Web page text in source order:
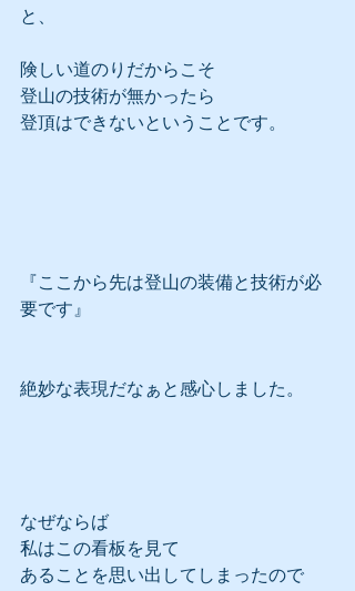
と、
険しい道のりだからこそ
登山の技術が無かったら
登頂はできないということです。
『ここから先は登山の装備と技術が必
要です』
絶妙な表現だなぁと感心しました。
なぜならば
私はこの看板を見て
あることを思い出してしまったので